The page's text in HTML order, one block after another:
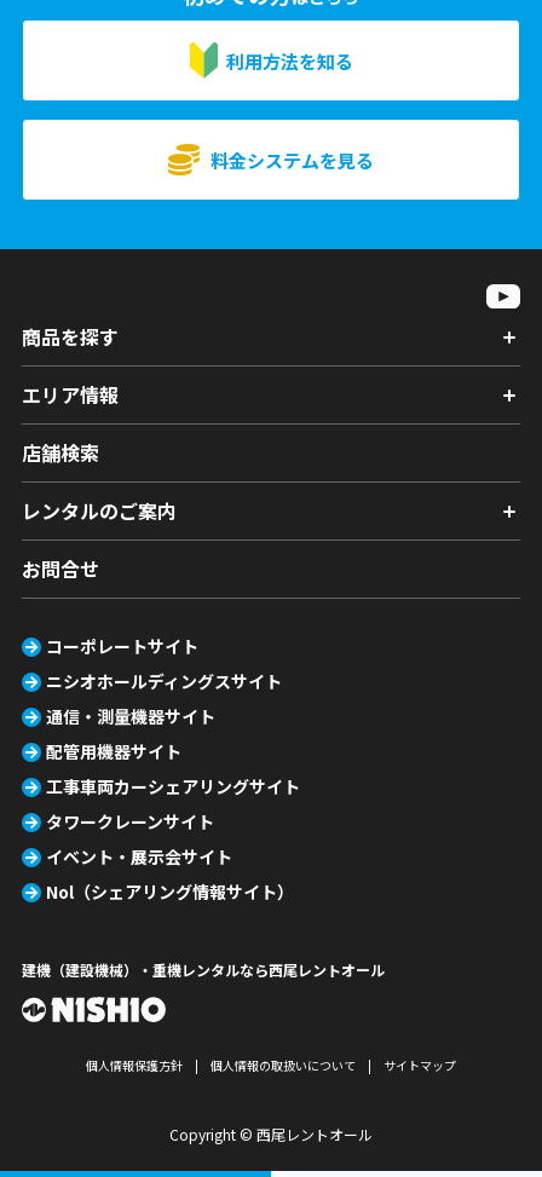
利用方法を知る
料金システムを見る
商品を探す
エリア情報
店舗検索
レンタルのご案内
お問合せ
コーポレートサイト
ニシオホールディングスサイト
通信・測量機器サイト
配管用機器サイト
工事車両カーシェアリングサイト
タワークレーンサイト
イベント・展示会サイト
Nol（シェアリング情報サイト）
建機（建設機械）・重機レンタルなら西尾レントオール
個人情報保護方針 個人情報の取扱いについて サイトマップ
Copyright © 西尾レントオール